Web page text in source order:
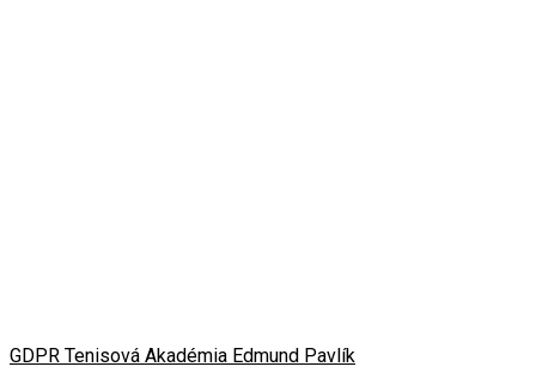
GDPR Tenisová Akadémia Edmund Pavlík